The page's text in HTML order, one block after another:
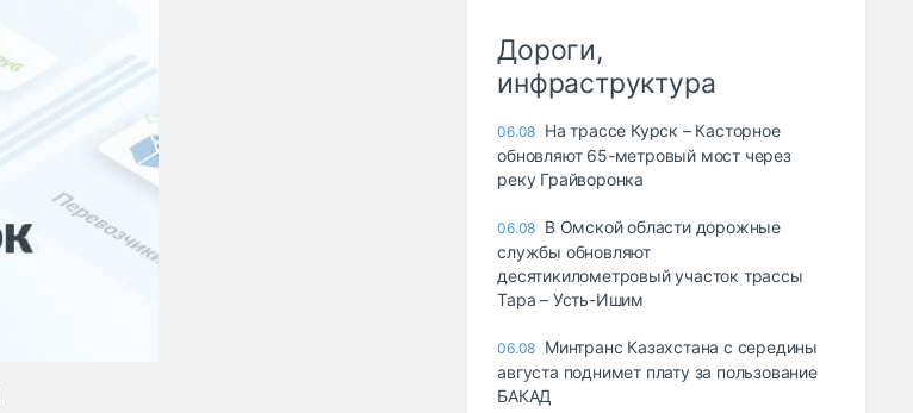
Дороги,
инфраструктура
06.08 На трассе Курск – Касторное
обновляют 65-метровый мост через
реку Грайворонка
06.08 В Омской области дорожные
службы обновляют
десятикилометровый участок трассы
Тара – Усть-Ишим
06.08 Минтранс Казахстана с середины
августа поднимет плату за пользование
БАКАД